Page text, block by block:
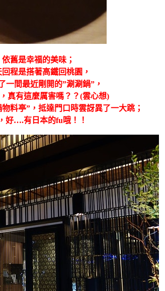
舊是幸福的美味；
程是搭著高鐵回桃園，
一間最近剛開的”涮涮鍋”，
真有這麼厲害嗎？？(雲心想)
料亭”，抵達門口時雲訝異了一大跳；
好….有日本的fu哦！！